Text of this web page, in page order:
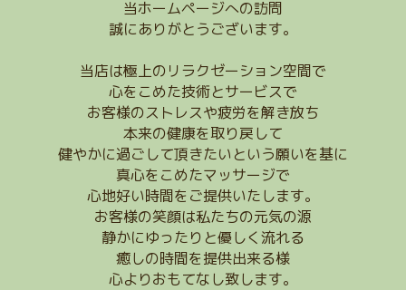
当ホームページへの訪問
誠にありがとうございます。
当店は極上のリラクゼーション空間で
心をこめた技術とサービスで
お客様のストレスや疲労を解き放ち
本来の健康を取り戻して
健やかに過ごして頂きたいという願いを基に
真心をこめたマッサージで
心地好い時間をご提供いたします。
お客様の笑顔は私たちの元気の源
静かにゆったりと優しく流れる
癒しの時間を提供出来る様
心よりおもてなし致します。